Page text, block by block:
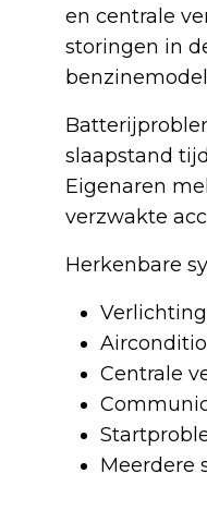
en centrale
storingen in
slaapstand
Eigenaren
verzwakte
Herkenbare
Centrale
Meerdere